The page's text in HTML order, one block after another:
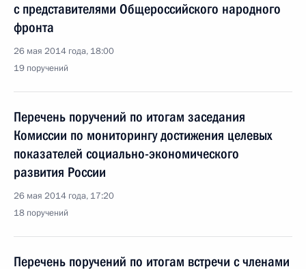
с представителями Общероссийского народного
фронта
26 мая 2014 года, 18:00
19 поручений
Перечень поручений по итогам заседания
Комиссии по мониторингу достижения целевых
показателей социально-экономического
развития России
26 мая 2014 года, 17:20
18 поручений
Перечень поручений по итогам встречи с членами